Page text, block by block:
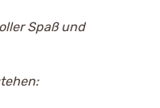
Spaß und